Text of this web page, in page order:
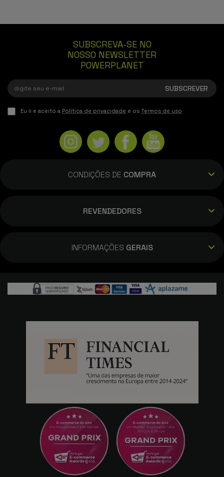
SUBSCREVA-SE NO
NOSSO NEWSLETTER
POWERPLANET
Eu li e aceito a Política de privacidade e os Termos de uso
CONDIÇÕES DE COMPRA
REVENDEDORES
INFORMAÇÕES GERAIS